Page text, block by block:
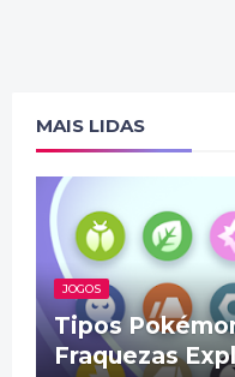
MAIS LIDAS
JOGOS
Tipos
Fraquezas